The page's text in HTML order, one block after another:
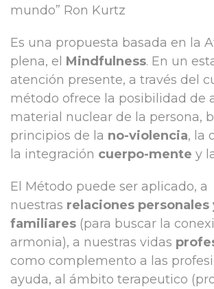
mundo” Ron Kurtz
Es una propuesta basada en la
plena, el Mindfulness. En un
atención presente, a través del
método ofrece la posibilidad de
material nuclear de la persona,
principios de la no-violencia, la
la integración cuerpo-mente y
El Método puede ser aplicado, a
nuestras relaciones personales
familiares (para buscar la
armonia), a nuestras vidas
como complemento a las
ayuda, al ámbito terapeutico